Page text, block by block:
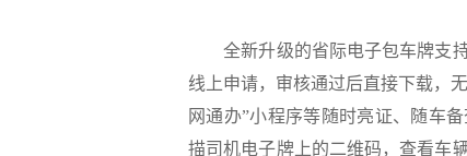
全新升级的省际电子包车牌支持
线上申请，审核通过后直接下载，
网通办”小程序等随时亮证、随车
描司机电子牌上的二维码，查看车